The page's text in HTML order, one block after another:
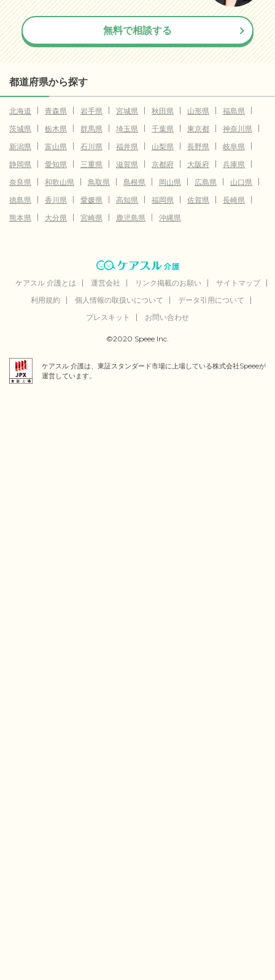
無料で相談する
都道府県から探す
北海道 青森県 岩手県 宮城県 秋田県 山形県
福島県
茨城県
栃木県 群馬県 埼玉県 千葉県 東京都
神奈川県
新潟県
富山県 石川県 福井県 山梨県 長野県
岐阜県
静岡県
愛知県 三重県 滋賀県 京都府 大阪府
兵庫県
奈良県
和歌山県 鳥取県 島根県 岡山県 広島県
山口県
徳島県
香川県 愛媛県 高知県 福岡県 佐賀県
長崎県
熊本県
大分県 宮崎県 鹿児島県 沖縄県
ケアスル 介護とは 運営会社 リンク掲載のお願い
サイトマップ
利用規約
個人情報の取扱いについて
データ引用について
プレスキット
お問い合わせ
©2020 Speee Inc.
ケアスル 介護は、東証スタンダード市場に上場している株式会社Speeeが
運営しています。